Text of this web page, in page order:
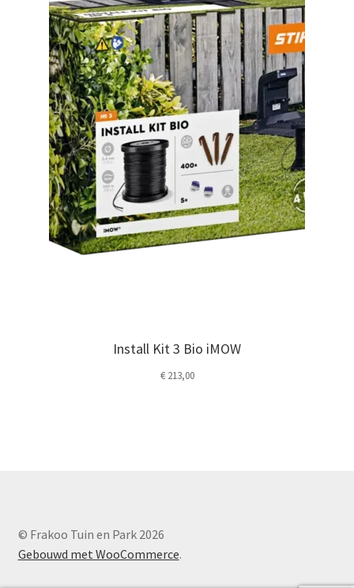
Install Kit 3 Bio iMOW
€213,00
© Frakoo Tuin en Park 2026
Gebouwd met WooCommerce.